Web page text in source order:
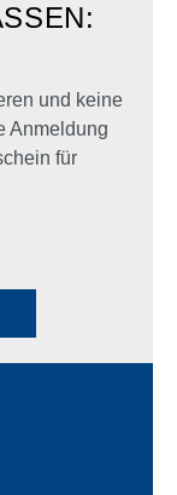
und keine
Anmeldung
für